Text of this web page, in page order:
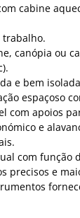
cabine
trabalho.
canópia ou
e bem
espaçoso
com apoios
e
com função
precisos e